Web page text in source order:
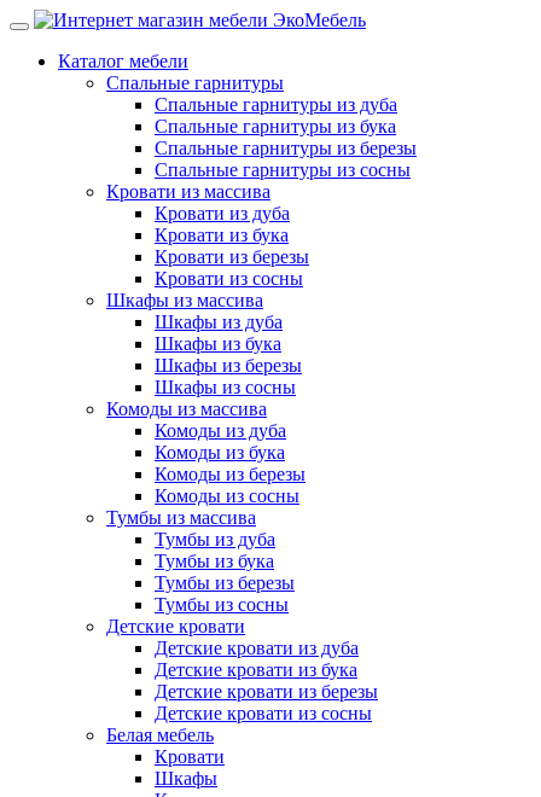
Каталог мебели
Спальные гарнитуры
Спальные гарнитуры из дуба
Спальные гарнитуры из бука
Спальные гарнитуры из березы
Спальные гарнитуры из сосны
Кровати из массива
Кровати из дуба
Кровати из бука
Кровати из березы
Кровати из сосны
Шкафы из массива
Шкафы из дуба
Шкафы из бука
Шкафы из березы
Шкафы из сосны
Комоды из массива
Комоды из дуба
Комоды из бука
Комоды из березы
Комоды из сосны
Тумбы из массива
Тумбы из дуба
Тумбы из бука
Тумбы из березы
Тумбы из сосны
Детские кровати
Детские кровати из дуба
Детские кровати из бука
Детские кровати из березы
Детские кровати из сосны
Белая мебель
Кровати
Шкафы